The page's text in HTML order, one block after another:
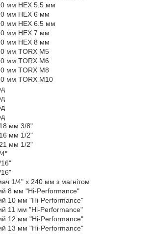
мм HEX 5.5 мм
мм HEX 6 мм
мм HEX 6.5 мм
мм HEX 7 мм
мм HEX 8 мм
мм TORX M5
мм TORX M6
мм TORX M8
мм TORX M10
18 мм 3/8"
16 мм 1/2"
21 мм 1/2"
4"
16"
16"
1/4" x 240 мм з магнітом
8 мм "Hi-Performance"
10 мм "Hi-Performance"
11 мм "Hi-Performance"
12 мм "Hi-Performance"
13 мм "Hi-Performance"